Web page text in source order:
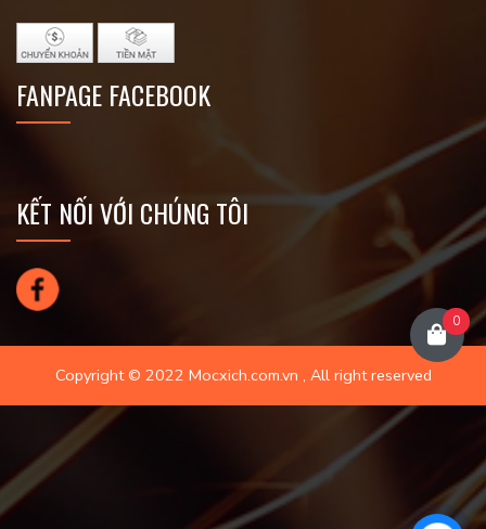
FANPAGE FACEBOOK
KẾT NỐI VỚI CHÚNG TÔI
Copyright © 2022 Mocxich.com.vn , All right reserved
0